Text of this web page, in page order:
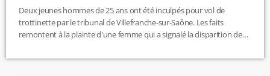
Deux jeunes hommes de 25 ans ont été inculpés pour vol de
trottinette par le tribunal de Villefranche-sur-Saône. Les faits
remontent à la plainte d'une femme qui a signalé la disparition de
dédié. Le premier suspect a été condamné à trois mois de prison